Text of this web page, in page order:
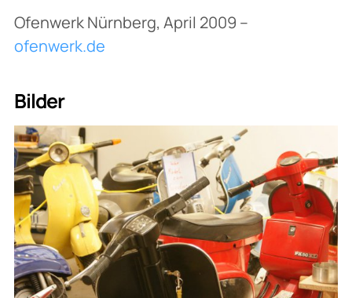
Ofenwerk Nürnberg, April 2009 –
ofenwerk.de
Bilder